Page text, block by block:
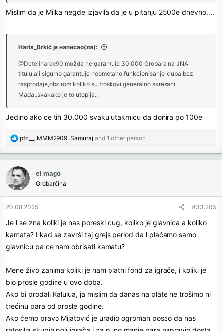
Mislim da je Milka negde izjavila da je u pitanju 2500e dnevno....
Haris_Brkić је написао(ла):
@Detelinarac90 možda ne garantuje 30.000 Grobara na JNA
titulu,ali sigurno garantuje neometano funkcionisanje kluba bez
rasprodaje,obzirom koliko su troskovi generalno skresani.
Mada..svakako je to utopija..
Jedino ako ce tih 30.000 svaku utakmicu da donira po 100e
R
c
t
i
o
n
:
pfc__ , MMM2909, Samuraj and 1 other person
el mago
Grobarčina
20.08.2025 #33.205
Je l se zna koliki je nas poreski dug, koliko je glavnica a koliko
kamata? I kad se završi taj grejs period da l plaćamo samo
glavnicu pa ce nam obrisati kamatu?
Mene živo zanima koliki je nam platni fond za igrače, i koliki je
bio prosle godine u ovo doba.
Ako bi prodali Kalulua, ja mislim da danas na plate ne trošimo ni
trećinu para od prosle godine.
Ako ćemo pravo Mijatović je uradio ogroman posao da nas